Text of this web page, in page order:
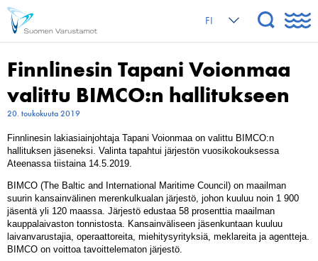
FI
Finnlinesin Tapani Voionmaa
valittu BIMCO:n hallitukseen
20. toukokuuta 2019
Finnlinesin lakiasiainjohtaja Tapani Voionmaa on valittu BIMCO:n
hallituksen jäseneksi. Valinta tapahtui järjestön vuosikokouksessa
Ateenassa tiistaina 14.5.2019.
BIMCO (The Baltic and International Maritime Council) on maailman
suurin kansainvälinen merenkulkualan järjestö, johon kuuluu noin 1 900
jäsentä yli 120 maassa. Järjestö edustaa 58 prosenttia maailman
kauppalaivaston tonnistosta. Kansainväliseen jäsenkuntaan kuuluu
laivanvarustajia, operaattoreita, miehitysyrityksiä, meklareita ja agentteja.
BIMCO on voittoa tavoittelematon järjestö.